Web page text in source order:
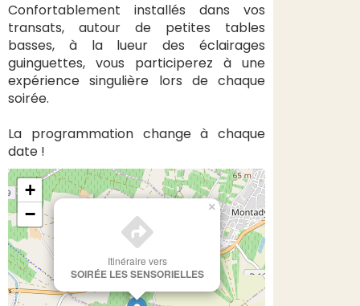
Confortablement installés dans vos
transats, autour de petites tables
basses, à la lueur des éclairages
guinguettes, vous participerez à une
expérience singulière lors de chaque
soirée.
La programmation change à chaque
date !
Itinéraire vers
SOIRÉE LES SENSORIELLES
×
+
−